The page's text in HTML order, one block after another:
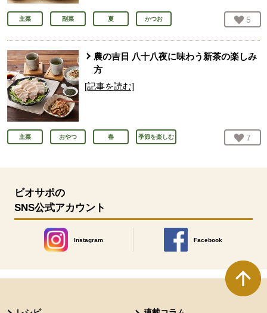
主菜 副菜 夏 かつお お気
5
農の吉日 八十八夜に味わう新茶の楽しみ
方
[記事を読む]
主菜 おやつ 春 季節を楽しむ お気
7
ビオサポの
SNS公式アカウント
Instagram
別のウィンドウで開きます。
Facebook
別のウィンドウで開きます